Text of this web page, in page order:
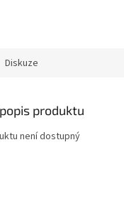
Diskuze
produktu
není dostupný